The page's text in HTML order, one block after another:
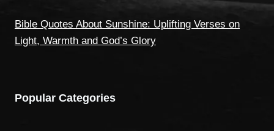
Bible Quotes About Sunshine: Uplifting Verses on
Light, Warmth and God’s Glory
Popular Categories